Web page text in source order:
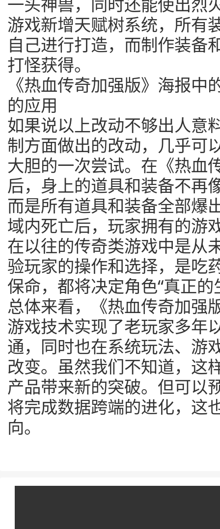
游戏新增天赋树系统，所有
自己进行打造，而制作装备
打怪获得。
《热血传奇加强版》海报中
的应用
如果说以上改动不够出人意
制方面做出的改动，几乎可
大胆的一次尝试。在《热血
后，身上的道具和装备不再
而是所有道具和装备全部爆
域内死亡后，玩家拥有的游
在以往的传奇类游戏中是从
验玩家的操作和选择，是吃
保命，都将决定角色“真正的
总体来看，《热血传奇加强
游戏技术实现了老玩家多年
通，同时也在系统玩法、游
改变。虽然我们不知道，这
产品带来新的突破。但可以
将完成数据跨端的进化，这
向。